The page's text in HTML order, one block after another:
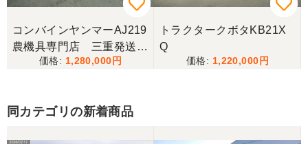
福島県／木嶋
この度は、ありがとうございました。今後ともよろ
しくお願いいたします。
遠方より自ら運搬していただき、すぐに使えるよう
ロータリーの交換からメンテナンスまでして頂き大
コンバインヤンマーAJ219
農機具専門店 三重発送整
備済み
1,280,000
トラクタークボタKB21X
Q
1,220,000
同カテゴリの新着商品